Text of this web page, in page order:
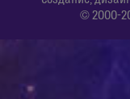
© 2000-